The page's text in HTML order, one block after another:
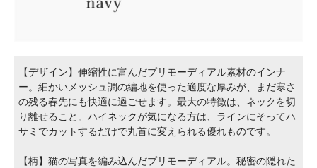
【デザイン】伸縮性に富んだプリモーディアル素材のインナ
ー。細かいメッシュ調の編地を使った適度な厚みが、まだ寒さ
の残る春先にも快適に過ごせます。最大の特徴は、ネックを切
り離せること。ハイネックが気になる方は、ラインにそってハ
サミでカットするだけで丸首に変えられる優れものです。
【柄】猫の写真を編み込んだプリモーディアル。秘密の隠れた